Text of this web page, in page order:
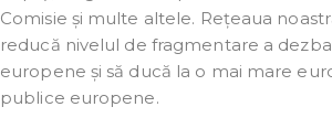
Comisie și multe altele. Rețeaua
reducă nivelul de fragmentare a
europene și să ducă la o mai mare
publice europene.